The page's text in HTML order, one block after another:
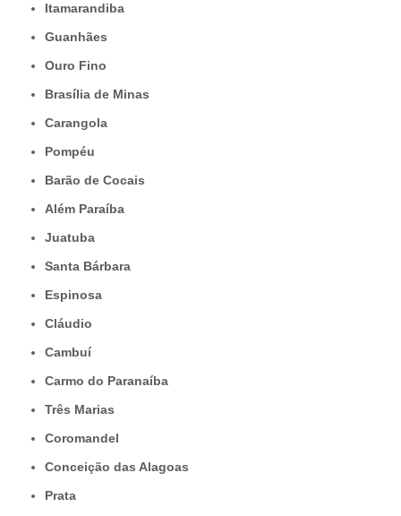
Itamarandiba
Guanhães
Ouro Fino
Brasília de Minas
Carangola
Pompéu
Barão de Cocais
Além Paraíba
Juatuba
Santa Bárbara
Espinosa
Cláudio
Cambuí
Carmo do Paranaíba
Três Marias
Coromandel
Conceição das Alagoas
Prata